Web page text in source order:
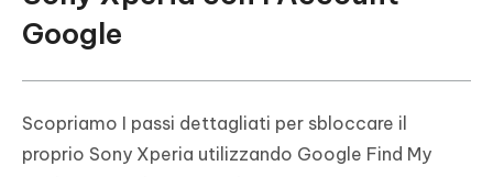
Google
Scopriamo I passi dettagliati per sbloccare il
proprio Sony Xperia utilizzando Google Find My